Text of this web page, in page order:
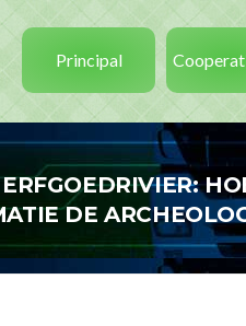
Principal
DE